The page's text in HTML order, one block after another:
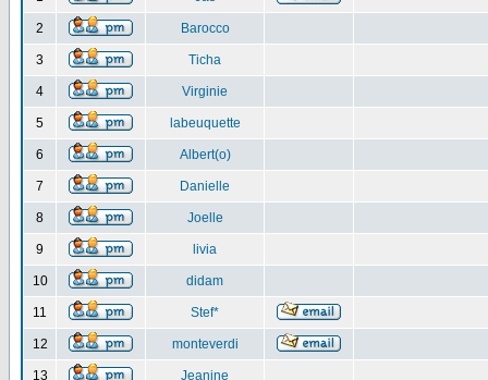
2 Barocco
3 Ticha
4 Virginie
5 labeuquette
6 Albert(o)
7 Danielle
8 Joelle
9 livia
10 didam
11 Stef*
12 monteverdi
13 Jeanine